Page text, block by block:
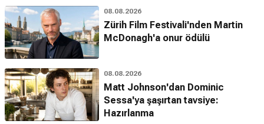
08.08.2026
Zürih Film Festivali'nden Martin
McDonagh'a onur ödülü
08.08.2026
Matt Johnson'dan Dominic
Sessa'ya şaşırtan tavsiye:
Hazırlanma